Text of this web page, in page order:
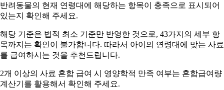
반려동물의 현재 연령대에 해당하는 항목이 충족으로 표시되어
있는지 확인해 주세요.
해당 기준은 법적 최소 기준만 반영한 것으로, 43가지의 세부 항
목까지는 확인이 불가합니다. 따라서 아이의 연령대에 맞는 사료
를 급여하시는 것을 추천드립니다.
2개 이상의 사료 혼합 급여 시 영양학적 만족 여부는 혼합급여량
계산기 를 활용해서 확인해 주세요.